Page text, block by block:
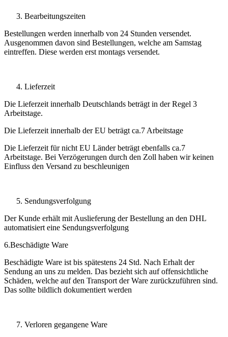
Bearbeitungszeiten
Bestellungen werden innerhalb von 24 Stunden versendet.
Ausgenommen davon sind Bestellungen, welche am Samstag
eintreffen. Diese werden erst montags versendet.
Lieferzeit
Die Lieferzeit innerhalb Deutschlands beträgt in der Regel 3
Arbeitstage.
Die Lieferzeit innerhalb der EU beträgt ca.7 Arbeitstage
Die Lieferzeit für nicht EU Länder beträgt ebenfalls ca.7
Arbeitstage. Bei Verzögerungen durch den Zoll haben wir keinen
Einfluss den Versand zu beschleunigen
Sendungsverfolgung
Der Kunde erhält mit Auslieferung der Bestellung an den DHL
automatisiert eine Sendungsverfolgung
6.Beschädigte Ware
Beschädigte Ware ist bis spätestens 24 Std. Nach Erhalt der
Sendung an uns zu melden. Das bezieht sich auf offensichtliche
Schäden, welche auf den Transport der Ware zurückzuführen sind.
Das sollte bildlich dokumentiert werden
Verloren gegangene Ware